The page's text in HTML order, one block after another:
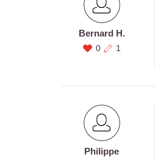
Bernard H.
0 1
Philippe